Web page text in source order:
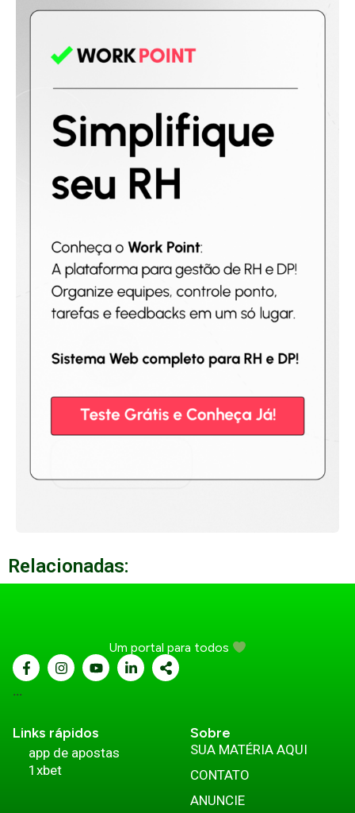
Relacionadas:
Um portal para todos
...
Links rápidos
app de apostas
1xbet
Sobre
SUA MATÉRIA AQUI
CONTATO
ANUNCIE